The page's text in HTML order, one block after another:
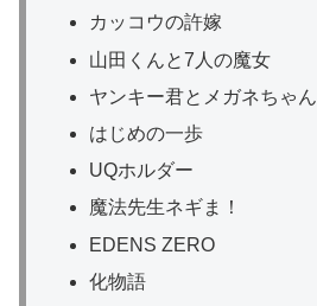
カッコウの許嫁
山田くんと7人の魔女
ヤンキー君とメガネちゃん
はじめの一歩
UQホルダー
魔法先生ネギま！
EDENS ZERO
化物語